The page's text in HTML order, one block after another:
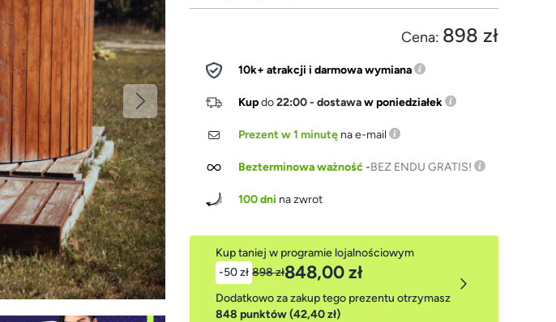
Cena: 898 zł
10k+ atrakcji i darmowa wymiana
Kupdo22:00 - dostawaw poniedziałek
Prezent w 1 minutę na e-mail
Bezterminowa ważność-BEZ ENDU GRATIS!
100 dni na zwrot
Kup taniej w programie lojalnościowym
-50 zł 898 zł848,00 zł
Dodatkowo za zakup tego prezentu otrzymasz
848 punktów (42,40 zł)